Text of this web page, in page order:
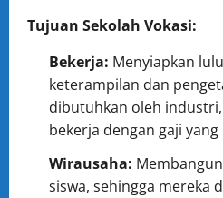
Tujuan Sekolah Vokasi:
Bekerja: Menyiapkan
keterampilan dan
dibutuhkan oleh
bekerja dengan gaji yang
Wirausaha:
siswa, sehingga mereka